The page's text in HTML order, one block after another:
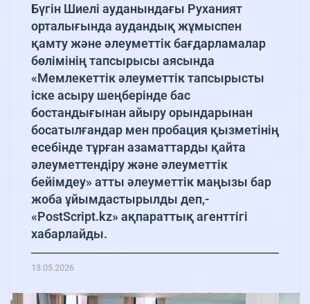
Бүгін Шиелі ауданындағы Руханият
орталығында аудандық жұмыспен
қамту және әлеуметтік бағдарламалар
бөлімінің тапсырысы аясында
«Мемлекеттік әлеуметтік тапсырысты
іске асыру шеңберінде бас
бостандығынан айыру орындарынан
босатылғандар мен пробация қызметінің
есебінде тұрған азаматтарды қайта
әлеуметтендіру және әлеуметтік
бейімдеу» атты әлеуметтік маңызы бар
жоба ұйымдастырылды деп,-
«PostScript.kz» ақпараттық агенттігі
хабарлайды.
13.05.2026